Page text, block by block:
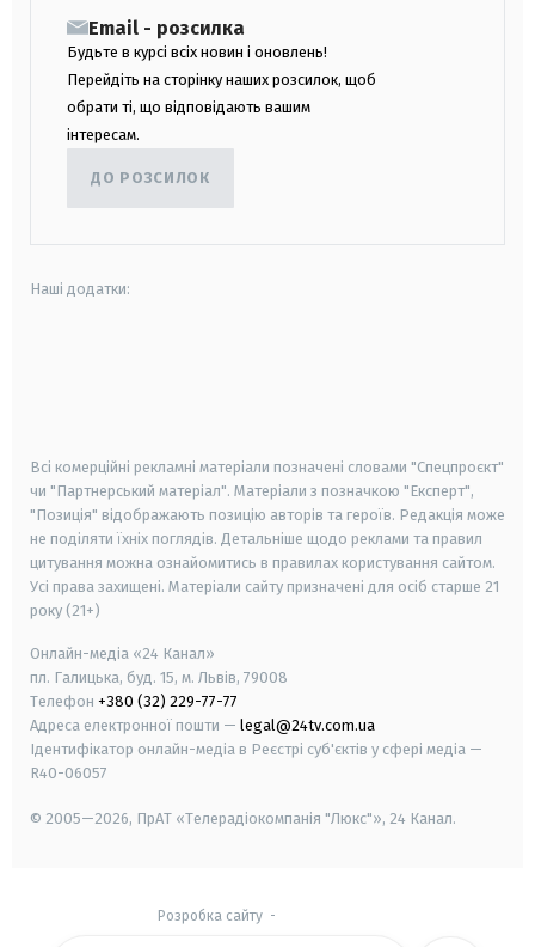
Email - розсилка
Будьте в курсі всіх новин і оновлень!
Перейдіть на сторінку наших розсилок, щоб
обрати ті, що відповідають вашим
інтересам.
ДО РОЗСИЛОК
Наші додатки:
Всі комерційні рекламні матеріали позначені словами "Спецпроєкт"
чи "Партнерський матеріал". Матеріали з позначкою "Експерт",
"Позиція" відображають позицію авторів та героїв. Редакція може
не поділяти їхніх поглядів. Детальніше щодо реклами та правил
цитування можна ознайомитись в правилах користування сайтом.
Усі права захищені. Матеріали сайту призначені для осіб старше 21
року (21+)
Онлайн-медіа «24 Канал»
пл. Галицька, буд. 15, м. Львів, 79008
Телефон +380 (32) 229-77-77
Адреса електронної пошти — legal@24tv.com.ua
Ідентифікатор онлайн-медіа в Реєстрі суб'єктів у сфері медіа —
R40-06057
© 2005—2026, ПрАТ «Телерадіокомпанія "Люкс"», 24 Канал.
Розробка сайту-